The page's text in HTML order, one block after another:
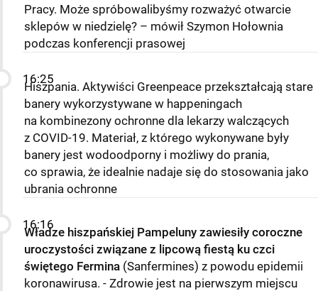
Pracy. Może spróbowalibyśmy rozważyć otwarcie
sklepów w niedzielę? – mówił Szymon Hołownia
podczas konferencji prasowej
16:25
Hiszpania. Aktywiści Greenpeace przekształcają stare
banery wykorzystywane w happeningach
na kombinezony ochronne dla lekarzy walczących
z COVID-19. Materiał, z którego wykonywane były
banery jest wodoodporny i możliwy do prania,
co sprawia, że idealnie nadaje się do stosowania jako
ubrania ochronne
16:16
Władze hiszpańskiej Pampeluny zawiesiły coroczne
uroczystości związane z lipcową fiestą ku czci
świętego Fermina (Sanfermines) z powodu epidemii
koronawirusa. - Zdrowie jest na pierwszym miejscu